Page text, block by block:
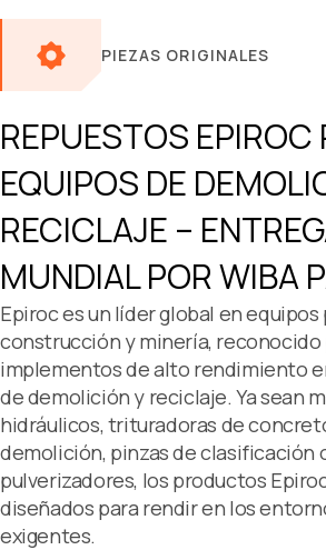
PIEZAS ORIGINALES
REPUESTOS EPIROC
EQUIPOS DE
RECICLAJE –
MUNDIAL POR WIBA
Epiroc es un líder global en equipos
construcción y minería, reconocido
implementos de alto rendimiento
de demolición y reciclaje. Ya sean
hidráulicos, trituradoras de
demolición, pinzas de clasificación
pulverizadores, los productos
diseñados para rendir en los
exigentes.